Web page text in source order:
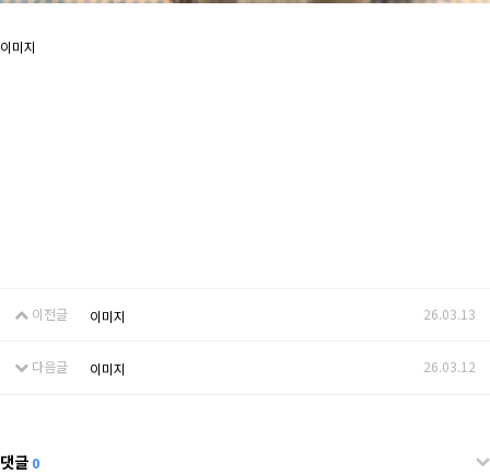
이미지
이전글 이미지 26.03.13
다음글 이미지 26.03.12
댓글 0